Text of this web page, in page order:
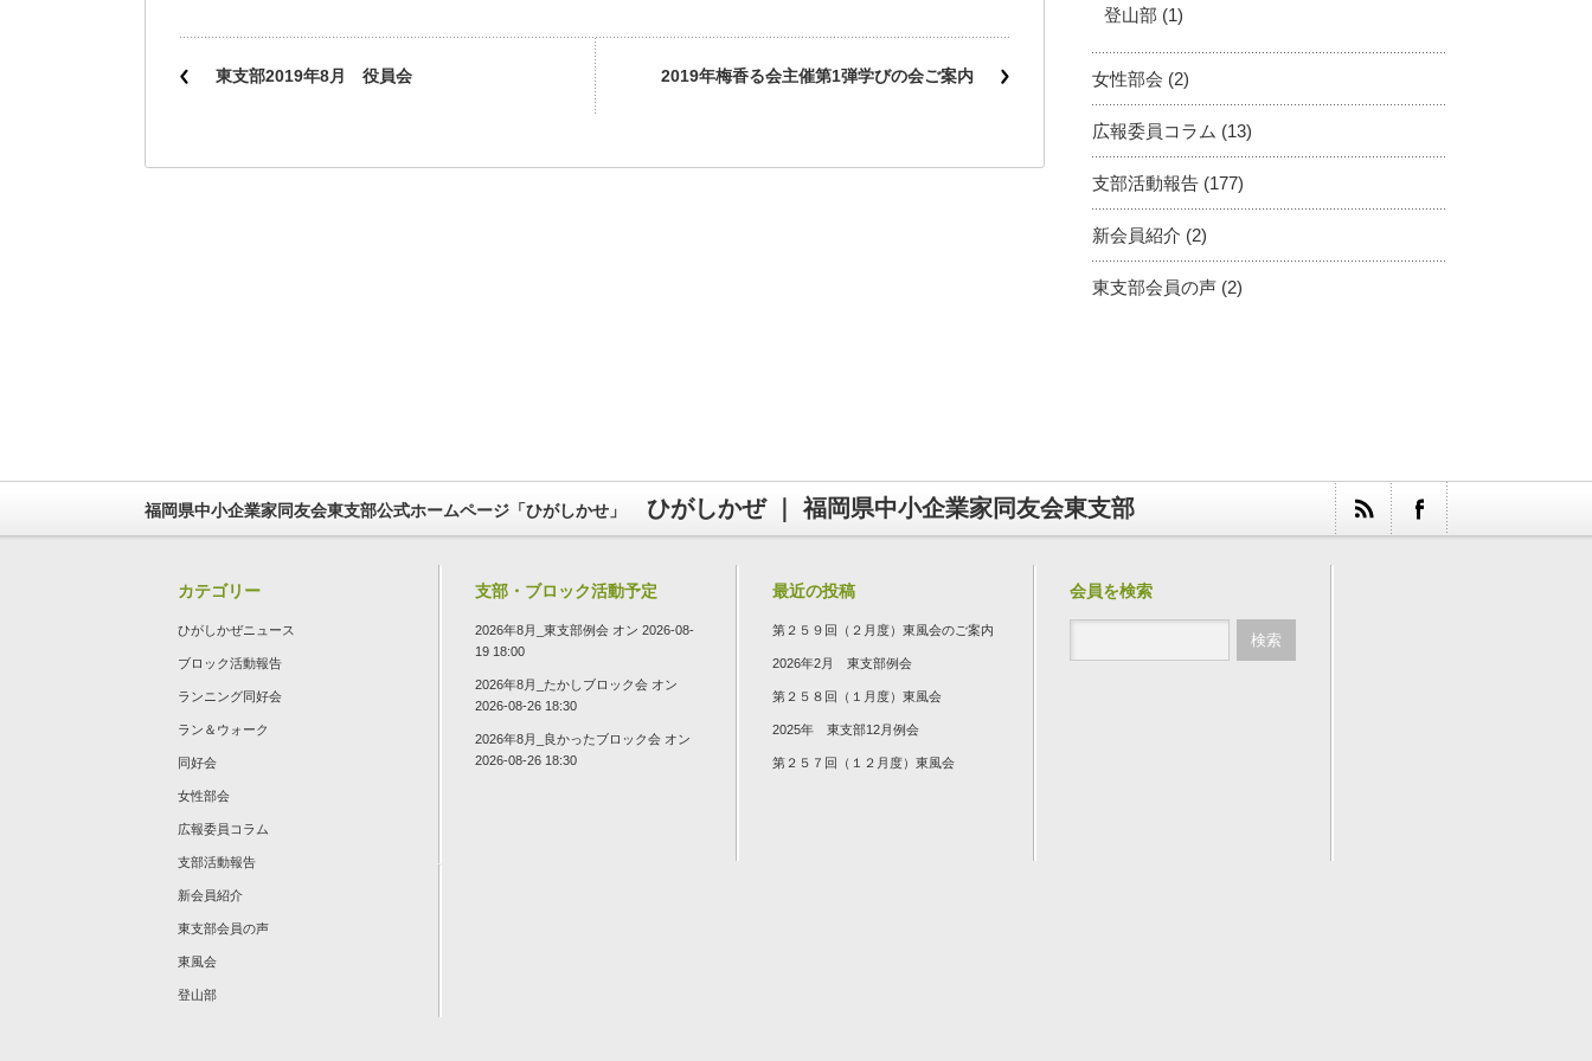
東支部2019年8月 役員会 2019年梅香る会主催第1弾学びの会ご案内
登山部 (1)
女性部会 (2)
広報委員コラム (13)
支部活動報告 (177)
新会員紹介 (2)
東支部会員の声 (2)
福岡県中小企業家同友会東支部公式ホームページ「ひがしかせ」 ひがしかぜ ｜ 福岡県中小企業家同友会東支部
カテゴリー
ひがしかぜニュース
ブロック活動報告
ランニング同好会
ラン＆ウォーク
同好会
女性部会
広報委員コラム
支部活動報告
新会員紹介
東支部会員の声
東風会
登山部
支部・ブロック活動予定
2026年8月_東支部例会 オン 2026-08-
19 18:00
2026年8月_たかしブロック会 オン
2026-08-26 18:30
2026年8月_良かったブロック会 オン
2026-08-26 18:30
最近の投稿
第２５９回（２月度）東風会のご案内
2026年2月 東支部例会
第２５８回（１月度）東風会
2025年 東支部12月例会
第２５７回（１２月度）東風会
会員を検索